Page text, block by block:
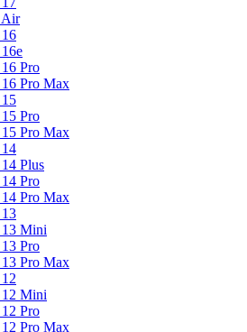
Air
Pro
Pro Max
Pro
Pro Max
Plus
Pro
Pro Max
13 Mini
Pro
Pro Max
12 Mini
Pro
Pro Max